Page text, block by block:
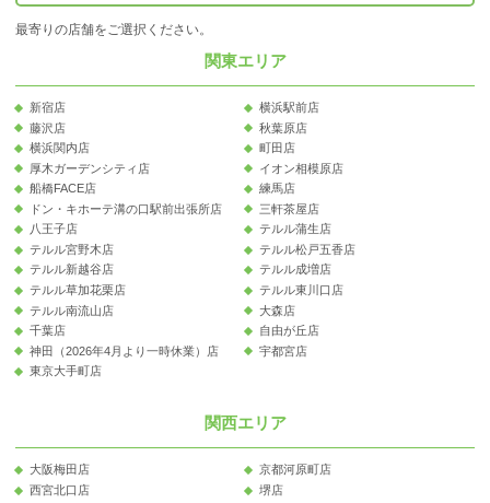
最寄りの店舗をご選択ください。
関東エリア
新宿店
横浜駅前店
藤沢店
秋葉原店
横浜関内店
町田店
厚木ガーデンシティ店
イオン相模原店
船橋FACE店
練馬店
ドン・キホーテ溝の口駅前出張所店
三軒茶屋店
八王子店
テルル蒲生店
テルル宮野木店
テルル松戸五香店
テルル新越谷店
テルル成増店
テルル草加花栗店
テルル東川口店
テルル南流山店
大森店
千葉店
自由が丘店
神田（2026年4月より一時休業）店
宇都宮店
東京大手町店
関西エリア
大阪梅田店
京都河原町店
西宮北口店
堺店